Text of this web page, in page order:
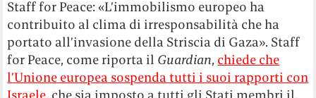
che hanno formalizzato gravissime accuse nei
confronti di Benjamin Netanyahu e di esponenti
del suo governo.